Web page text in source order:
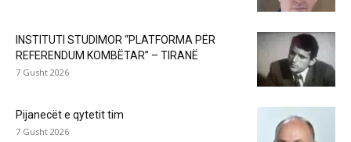
INSTITUTI STUDIMOR “PLATFORMA PËR
REFERENDUM KOMBËTAR” – TIRANË
7 Gusht 2026
Pijanecët e qytetit tim
7 Gusht 2026